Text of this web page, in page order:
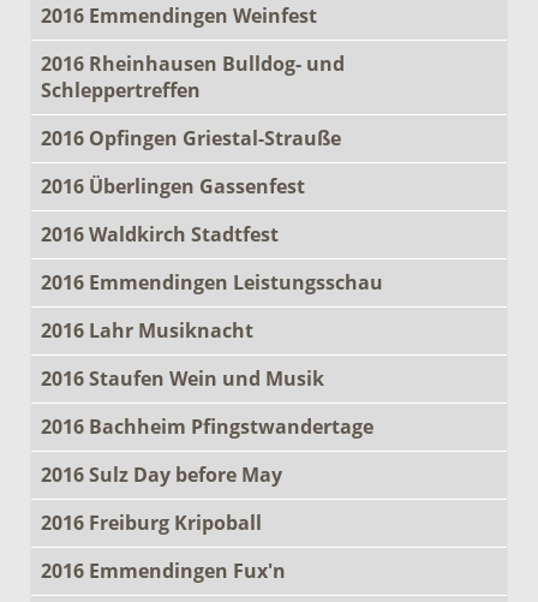
2016 Emmendingen Weinfest
2016 Rheinhausen Bulldog- und
Schleppertreffen
2016 Opfingen Griestal-Strauße
2016 Überlingen Gassenfest
2016 Waldkirch Stadtfest
2016 Emmendingen Leistungsschau
2016 Lahr Musiknacht
2016 Staufen Wein und Musik
2016 Bachheim Pfingstwandertage
2016 Sulz Day before May
2016 Freiburg Kripoball
2016 Emmendingen Fux'n